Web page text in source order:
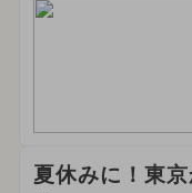
夏休みに！東